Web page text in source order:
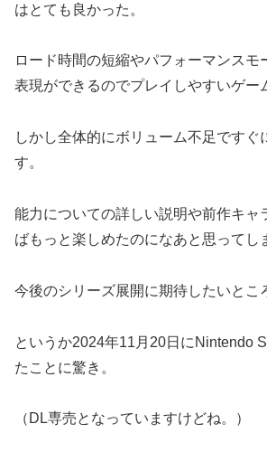
はとても良かった。
ロード時間の短縮やパフォーマンスモ
表現ができるのでプレイしやすいゲー
しかし全体的にボリューム不足ですぐ
す。
能力についての詳しい説明や前作キャ
ばもっと楽しめたのになあと思ってし
今後のシリーズ展開に期待したいとこ
というか2024年11月20日にNintendo
たことに驚き。
（DL専売となっていますけどね。）